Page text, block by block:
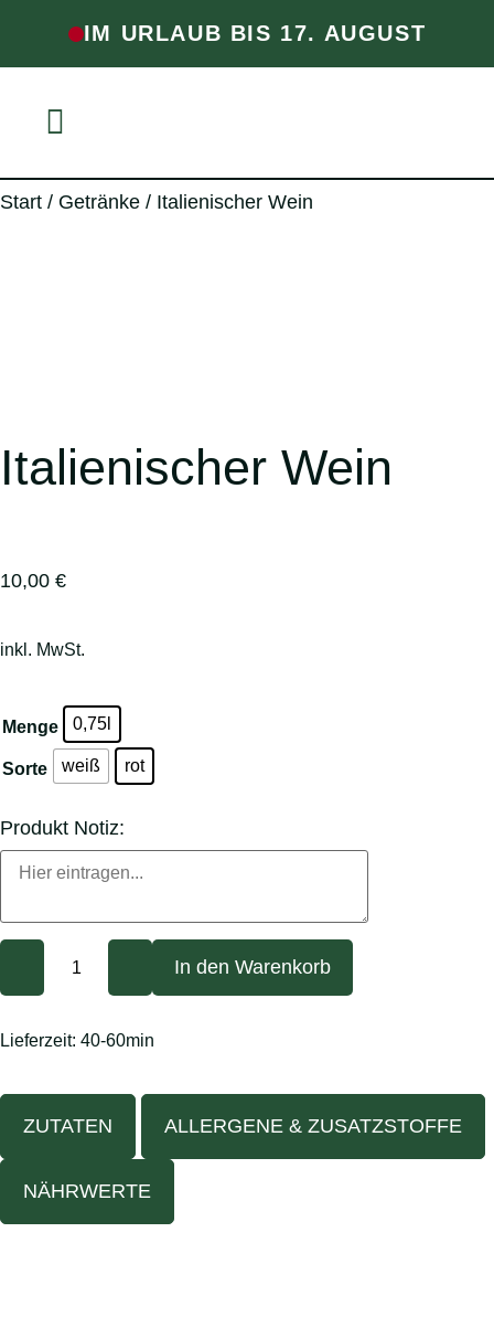
IM URLAUB BIS 17. AUGUST
Start / Getränke / Italienischer Wein
Italienischer Wein
10,00 €
inkl. MwSt.
Menge 0,75l
Sorte weiß rot
Produkt Notiz:
In den Warenkorb
Lieferzeit: 40-60min
ZUTATEN ALLERGENE & ZUSATZSTOFFE
NÄHRWERTE